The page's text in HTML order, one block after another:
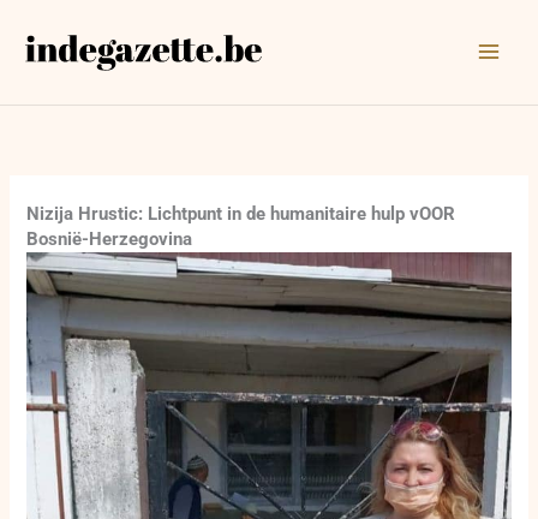
naar
Nizija Hrustic: Lichtpunt in de humanitaire hulp vOOR
Bosnië-Herzegovina